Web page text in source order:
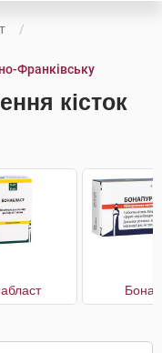
Франківську
кісток